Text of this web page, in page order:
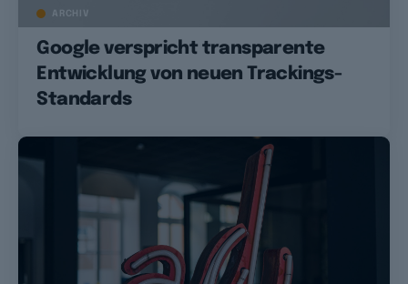
ARCHIV
Google verspricht transparente
Entwicklung von neuen Trackings-
Standards